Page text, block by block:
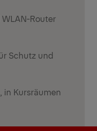
Router
Schutz und
in Kursräumen